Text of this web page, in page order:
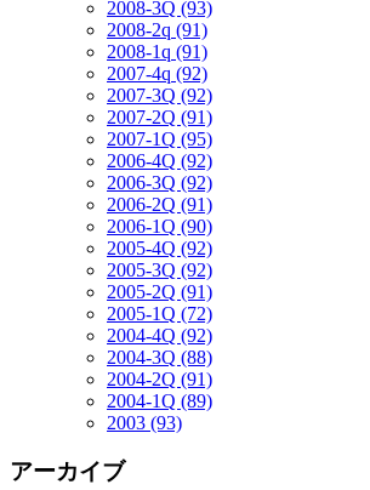
2008-3Q (93)
2008-2q (91)
2008-1q (91)
2007-4q (92)
2007-3Q (92)
2007-2Q (91)
2007-1Q (95)
2006-4Q (92)
2006-3Q (92)
2006-2Q (91)
2006-1Q (90)
2005-4Q (92)
2005-3Q (92)
2005-2Q (91)
2005-1Q (72)
2004-4Q (92)
2004-3Q (88)
2004-2Q (91)
2004-1Q (89)
2003 (93)
アーカイブ